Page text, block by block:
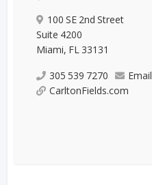
100 SE 2nd Street
Suite 4200
Miami, FL 33131
305 539 7270
Email
CarltonFields.com